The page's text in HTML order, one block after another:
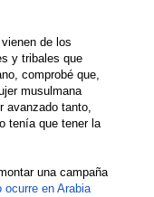
de los
y tribales que
comprobé que,
musulmana
avanzado tanto,
tenía que tener la
una campaña
ocurre en Arabia